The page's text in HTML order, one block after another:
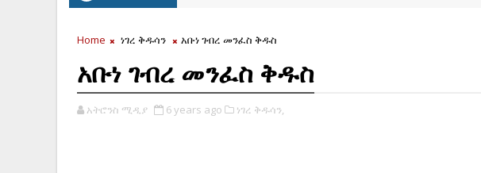
Home ነገረ ቅዱሳን አቡነ ገብረ መንፈስ ቅዱስ
አቡነ ገብረ መንፈስ ቅዱስ
አትሮንስ ሚዲያ 6 years ago ነገረ ቅዱሳን,